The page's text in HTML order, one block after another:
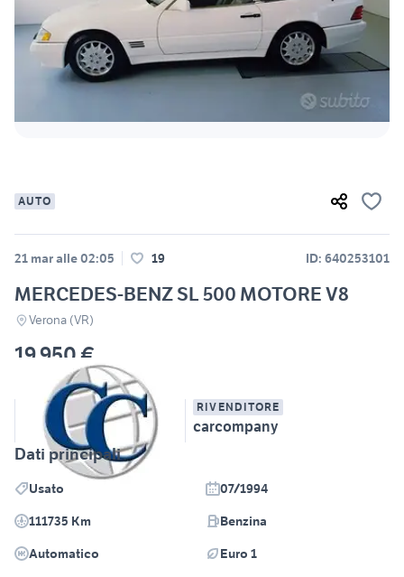
AUTO
21 mar alle 02:05 19 ID: 640253101
MERCEDES-BENZ SL 500 MOTORE V8
Verona (VR)
19.950 €
RIVENDITORE
carcompany
Dati principali
Usato
07/1994
111735 Km
Benzina
Automatico
Euro 1